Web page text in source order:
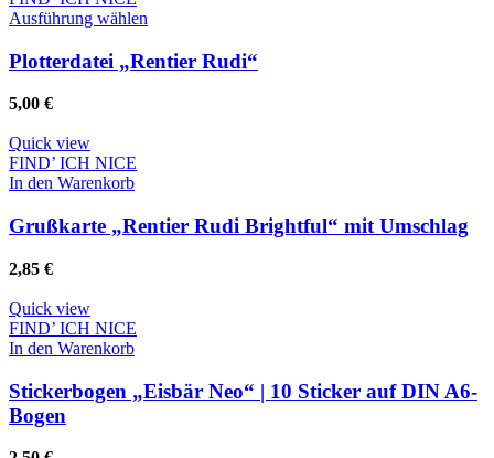
auf
Produktseite
Ausführung wählen
weist
mehrere
der
Produktseite
Plotterdatei „Rentier Rudi“
5,00 €
Quick view
FIND’ ICH NICE
In den Warenkorb
Grußkarte „Rentier Rudi Brightful“ mit Umschlag
2,85 €
Quick view
FIND’ ICH NICE
In den Warenkorb
Stickerbogen „Eisbär Neo“ | 10 Sticker auf DIN A6-
Bogen